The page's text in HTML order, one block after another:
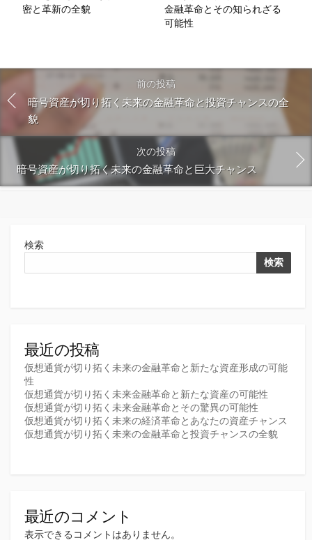
密と革新の全貌
金融革命とその知られざる
可能性
前の投稿
暗号資産が切り拓く未来の金融革命と投資チャンスの全
貌
次の投稿
暗号資産が切り拓く未来の金融革命と巨大チャンス
検索
検索
最近の投稿
仮想通貨が切り拓く未来の金融革命と新たな資産形成の可能
性
仮想通貨が切り拓く未来金融革命と新たな資産の可能性
仮想通貨が切り拓く未来金融革命とその驚異の可能性
仮想通貨が切り拓く未来の経済革命とあなたの資産チャンス
仮想通貨が切り拓く未来の金融革命と投資チャンスの全貌
最近のコメント
表示できるコメントはありません。